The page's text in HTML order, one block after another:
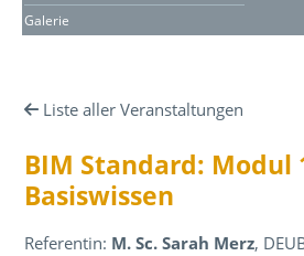
Galerie
Liste aller Veranstaltungen
BIM Standard: Modul
Basiswissen
Referentin: M. Sc. Sarah Merz,